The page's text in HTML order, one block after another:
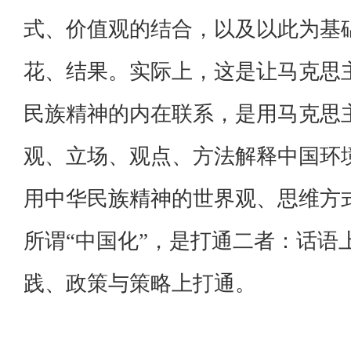
式、价值观的结合，以及以此为
花、结果。实际上，这是让马克
民族精神的内在联系，是用马克
观、立场、观点、方法解释中国
用中华民族精神的世界观、思维
所谓“中国化”，是打通二者：话
践、政策与策略上打通。